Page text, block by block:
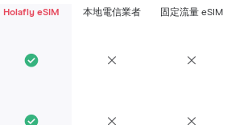
Holafly eSIM 本地電信業者 固定流量 eSIM